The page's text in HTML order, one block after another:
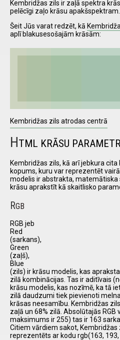
I have
read and
accept the
terms and
Kembridžas zils ir zaļā spektra
pelēcīgi zaļo krāsu apakšspektram.
Šeit Jūs varat redzēt, kā
aplī blakusesošajām krāsām:
Kembridžas zils atrodas centrā
HTML KRĀSU
Kembridžas zils, kā arī jebkura
kopums, kuru var reprezentēt
modelis ir abstrakta, matemātiska
krāsu aprakstīt kā skaitlisko
RGB
RGB jeb
Red
(sarkans),
Green
(zaļš),
Blue
(zils) ir krāsu modelis, kas
zilā kombinācijas. Tas ir aditīvais
krāsu modelis, kas nozīmē, ka tā
zilā daudzumi tiek pievienoti
krāsas neesamību. Kembridžas
zaļā un 68% zilā. Absolūtajās
maksimums ir 255) tas ir 163
Citiem vārdiem sakot, Kembridžas
reprezentēts ar kodu rgb(163, 193,